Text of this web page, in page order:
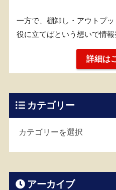
一方で、棚卸し・アウトプ
役に立てばという想いで情報
詳細は
カテゴリー
アーカイブ